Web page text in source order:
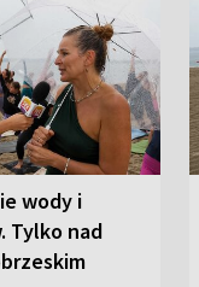
wody i
Tylko nad